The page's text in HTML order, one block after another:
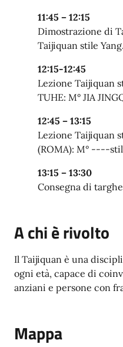
11:45 – 12:15
Dimostrazione di
Taijiquan stile Yang.
12:15-12:45
Lezione Taijiquan
TUHE: M° JIA
12:45 – 13:15
Lezione Taijiquan
(ROMA): M° ----
13:15 – 13:30
Consegna di
A chi è rivolto
Il Taijiquan è una
ogni età, capace di
anziani e persone con
Mappa